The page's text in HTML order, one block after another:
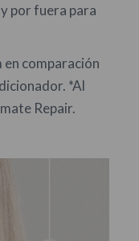
por fuera para
en comparación
*Al
Repair.